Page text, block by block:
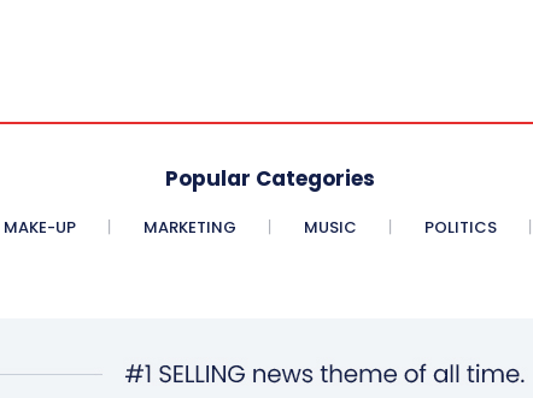
Popular Categories
MAKE-UP MARKETING MUSIC POLITICS